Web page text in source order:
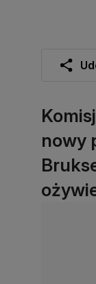
nowy